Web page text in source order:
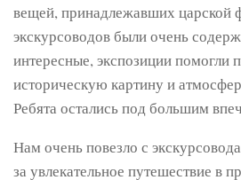
вещей, принадлежавших царской
экскурсоводов были очень
интересные, экспозиции помогли
историческую картину и
Ребята остались под большим
Нам очень повезло с
за увлекательное путешествие в